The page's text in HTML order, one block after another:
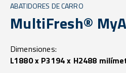
ABATIDORES DE CARRO
MultiFresh®
Dimensiones:
L1880 x P3194 x H2488